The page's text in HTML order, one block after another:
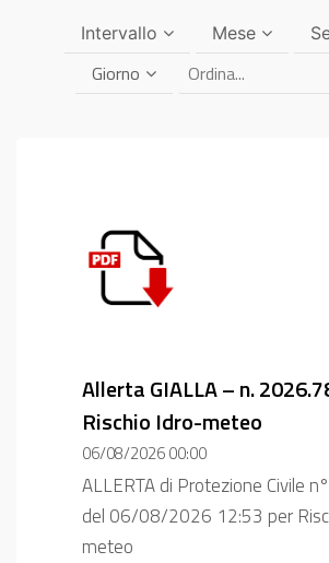
Intervallo Mese
Giorno
Allerta GIALLA – n.
Rischio Idro-meteo
06/08/2026 00:00
ALLERTA di Protezione Civile
del 06/08/2026 12:53 per
meteo